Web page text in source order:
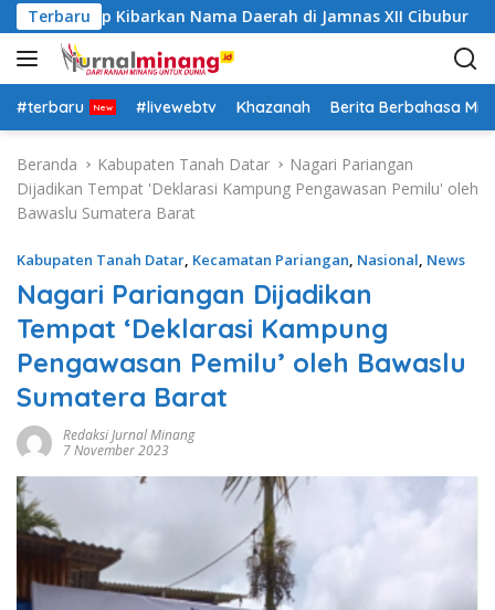
a
g
u
Terbaru
Siap Kibarkan Nama Daerah di Jamnas XII Cibubur
#terbaru #livewebtv Khazanah Berita Berbahasa
Beranda Kabupaten Tanah Datar
Nagari Pariangan
Dijadikan Tempat 'Deklarasi Kampung Pengawasan Pemilu' oleh
Bawaslu Sumatera Barat
Kabupaten Tanah Datar, Kecamatan Pariangan, Nasional, News
Nagari Pariangan Dijadikan
Tempat ‘Deklarasi Kampung
Pengawasan Pemilu’ oleh Bawaslu
Sumatera Barat
Redaksi Jurnal Minang
7 November 2023